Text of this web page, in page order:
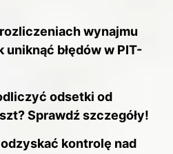
wynajmu
uniknąć błędów w PIT-
odsetki od
Sprawdź szczegóły!
kontrolę nad